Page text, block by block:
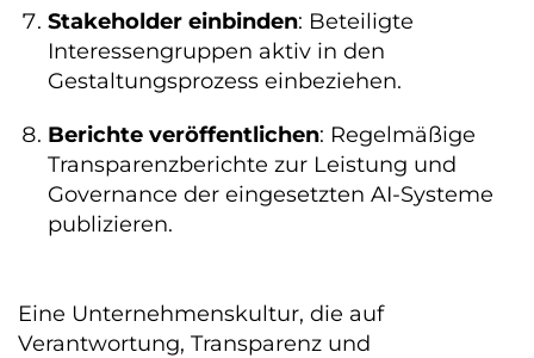
Stakeholder einbinden: Beteiligte
Interessengruppen aktiv in den
Gestaltungsprozess einbeziehen.
Berichte veröffentlichen: Regelmäßige
Transparenzberichte zur Leistung und
Governance der eingesetzten AI-Systeme
publizieren.
Eine Unternehmenskultur, die auf
Verantwortung, Transparenz und